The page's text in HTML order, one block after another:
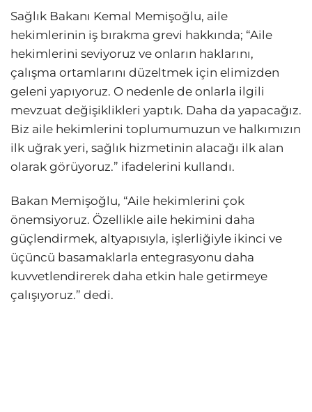
Sağlık Bakanı Kemal Memişoğlu, aile
hekimlerinin iş bırakma grevi hakkında; “Aile
hekimlerini seviyoruz ve onların haklarını,
çalışma ortamlarını düzeltmek için elimizden
geleni yapıyoruz. O nedenle de onlarla ilgili
mevzuat değişiklikleri yaptık. Daha da yapacağız.
Biz aile hekimlerini toplumumuzun ve halkımızın
ilk uğrak yeri, sağlık hizmetinin alacağı ilk alan
olarak görüyoruz.” ifadelerini kullandı.
Bakan Memişoğlu, “Aile hekimlerini çok
önemsiyoruz. Özellikle aile hekimini daha
güçlendirmek, altyapısıyla, işlerliğiyle ikinci ve
üçüncü basamaklarla entegrasyonu daha
kuvvetlendirerek daha etkin hale getirmeye
çalışıyoruz.” dedi.